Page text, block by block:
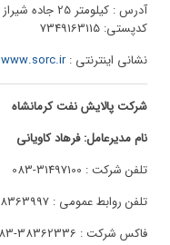
کدپستی: 7349163115
نشانی اینترنتی :www.sorc.ir
شرکت پالایش نفت کرمانشاه
نام مدیرعامل: فرهاد کاویانی
تلفن شرکت : 31497100-083
تلفن روابط عمومی : 38363997-083
فاکس شرکت : 38362336-083